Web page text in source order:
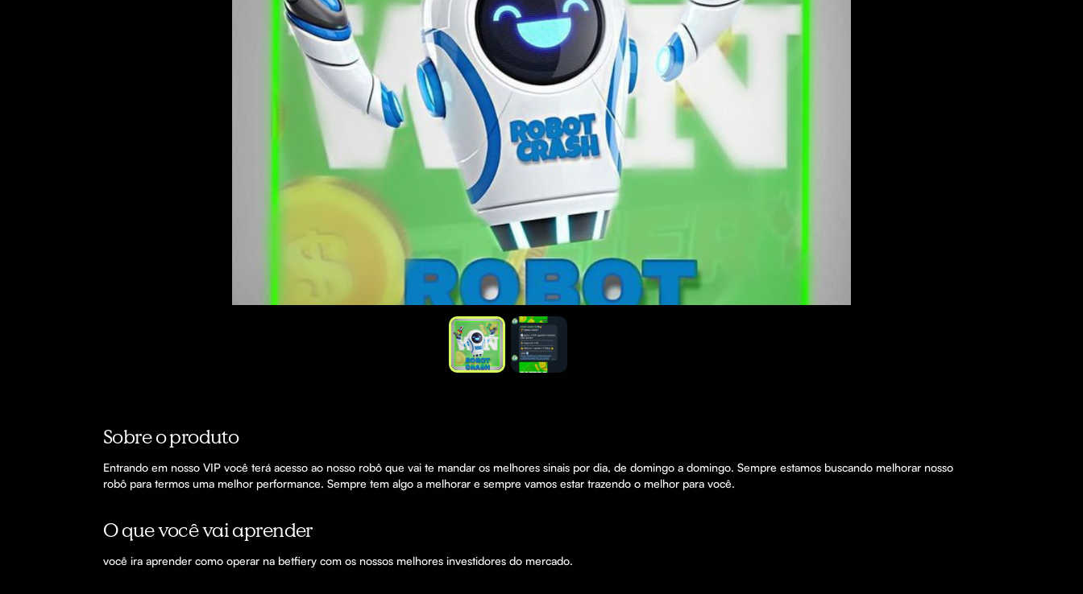
Sobre o produto
Entrando em nosso VIP você terá acesso ao nosso robô que vai te mandar os melhores sinais por dia, de domingo a domingo. Sempre estamos buscando melhorar nosso
robô para termos uma melhor performance. Sempre tem algo a melhorar e sempre vamos estar trazendo o melhor para você.
O que você vai aprender
você ira aprender como operar na betfiery com os nossos melhores investidores do mercado.